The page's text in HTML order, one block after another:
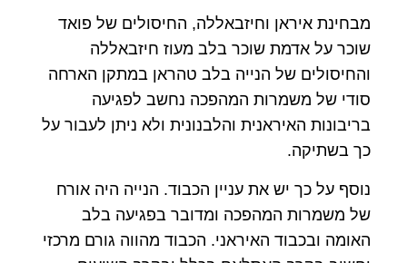
מבחינת איראן וחיזבאללה, החיסולים של פואד
שוכר על אדמת שוכר בלב מעוז חיזבאללה
והחיסולים של הנייה בלב טהראן במתקן הארחה
סודי של משמרות המהפכה נחשב לפגיעה
בריבונות האיראנית והלבנונית ולא ניתן לעבור על
כך בשתיקה.
נוסף על כך יש את עניין הכבוד. הנייה היה אורח
של משמרות המהפכה ומדובר בפגיעה בלב
האומה ובכבוד האיראני. הכבוד מהווה גורם מרכזי